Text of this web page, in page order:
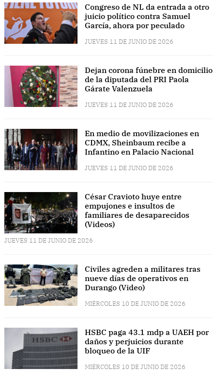
Congreso de NL da entrada a otro
juicio político contra Samuel
García, ahora por peculado
JUEVES 11 DE JUNIO DE 2026
Dejan corona fúnebre en domicilio
de la diputada del PRI Paola
Gárate Valenzuela
JUEVES 11 DE JUNIO DE 2026
En medio de movilizaciones en
CDMX, Sheinbaum recibe a
Infantino en Palacio Nacional
JUEVES 11 DE JUNIO DE 2026
César Cravioto huye entre
empujones e insultos de
familiares de desaparecidos
(Videos)
JUEVES 11 DE JUNIO DE 2026
Civiles agreden a militares tras
nueve días de operativos en
Durango (Video)
MIÉRCOLES 10 DE JUNIO DE 2026
HSBC paga 43.1 mdp a UAEH por
daños y perjuicios durante
bloqueo de la UIF
MIÉRCOLES 10 DE JUNIO DE 2026